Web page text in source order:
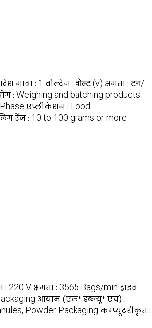
मात्रा : 1 वोल्टेज :वोल्ट (v) क्षमता :टन/
: Weighing and batching products
एप्लीकेशन : Food
रेंज : 10 to 100 grams or more
: 220 V क्षमता : 3565 Bags/min ड्राइव
आयाम (एल* डब्ल्यू* एच) :
Powder Packaging कम्प्यूटरीकृत :